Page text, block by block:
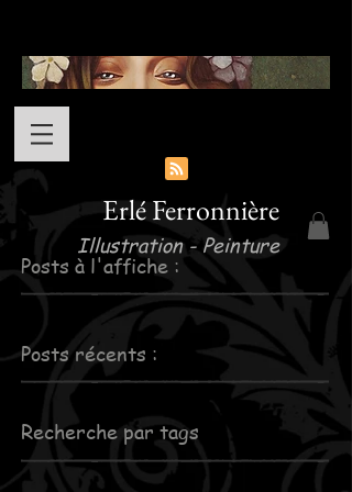
Erlé Ferronnière
Illustration - Peinture
Posts à l'affiche :
Posts récents :
Recherche par tags